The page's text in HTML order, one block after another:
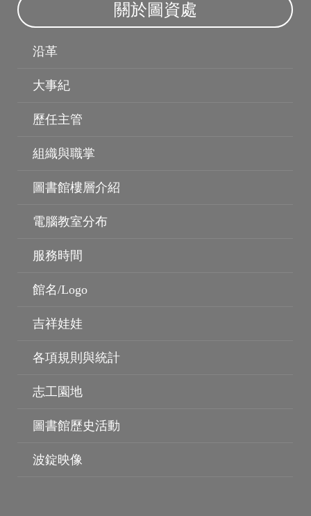
圖書薦購
關於圖資處
沿革
大事紀
歷任主管
組織與職掌
圖書館樓層介紹
電腦教室分布
服務時間
館名/Logo
吉祥娃娃
各項規則與統計
志工園地
圖書館歷史活動
波錠映像